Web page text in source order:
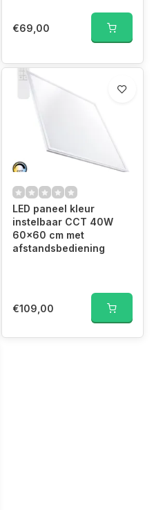
€69,00
LED paneel kleur
instelbaar CCT 40W
60x60 cm met
afstandsbediening
€109,00